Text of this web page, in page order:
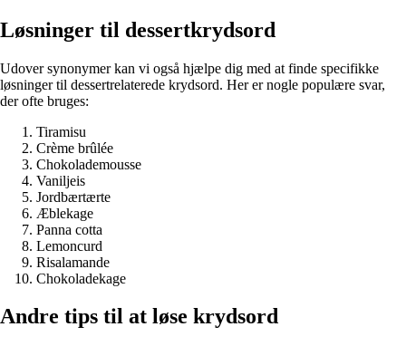
Løsninger til dessertkrydsord
Udover synonymer kan vi også hjælpe dig med at finde specifikke
løsninger til dessertrelaterede krydsord. Her er nogle populære svar,
der ofte bruges:
Tiramisu
Crème brûlée
Chokolademousse
Vaniljeis
Jordbærtærte
Æblekage
Panna cotta
Lemoncurd
Risalamande
Chokoladekage
Andre tips til at løse krydsord